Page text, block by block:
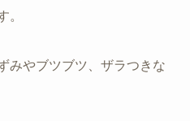
。
みやブツブツ、ザラつきな